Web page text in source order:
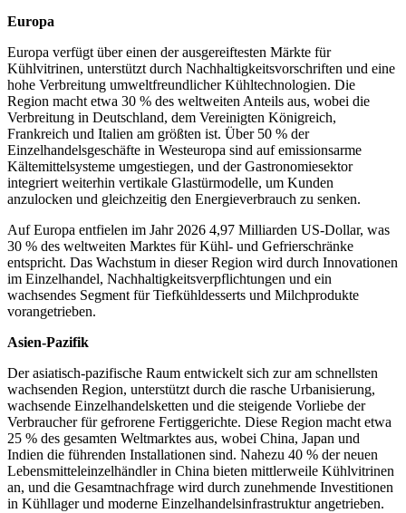
Europa
Europa verfügt über einen der ausgereiftesten Märkte für
Kühlvitrinen, unterstützt durch Nachhaltigkeitsvorschriften und eine
hohe Verbreitung umweltfreundlicher Kühltechnologien. Die
Region macht etwa 30 % des weltweiten Anteils aus, wobei die
Verbreitung in Deutschland, dem Vereinigten Königreich,
Frankreich und Italien am größten ist. Über 50 % der
Einzelhandelsgeschäfte in Westeuropa sind auf emissionsarme
Kältemittelsysteme umgestiegen, und der Gastronomiesektor
integriert weiterhin vertikale Glastürmodelle, um Kunden
anzulocken und gleichzeitig den Energieverbrauch zu senken.
Auf Europa entfielen im Jahr 2026 4,97 Milliarden US-Dollar, was
30 % des weltweiten Marktes für Kühl- und Gefrierschränke
entspricht. Das Wachstum in dieser Region wird durch Innovationen
im Einzelhandel, Nachhaltigkeitsverpflichtungen und ein
wachsendes Segment für Tiefkühldesserts und Milchprodukte
vorangetrieben.
Asien-Pazifik
Der asiatisch-pazifische Raum entwickelt sich zur am schnellsten
wachsenden Region, unterstützt durch die rasche Urbanisierung,
wachsende Einzelhandelsketten und die steigende Vorliebe der
Verbraucher für gefrorene Fertiggerichte. Diese Region macht etwa
25 % des gesamten Weltmarktes aus, wobei China, Japan und
Indien die führenden Installationen sind. Nahezu 40 % der neuen
Lebensmitteleinzelhändler in China bieten mittlerweile Kühlvitrinen
an, und die Gesamtnachfrage wird durch zunehmende Investitionen
in Kühllager und moderne Einzelhandelsinfrastruktur angetrieben.